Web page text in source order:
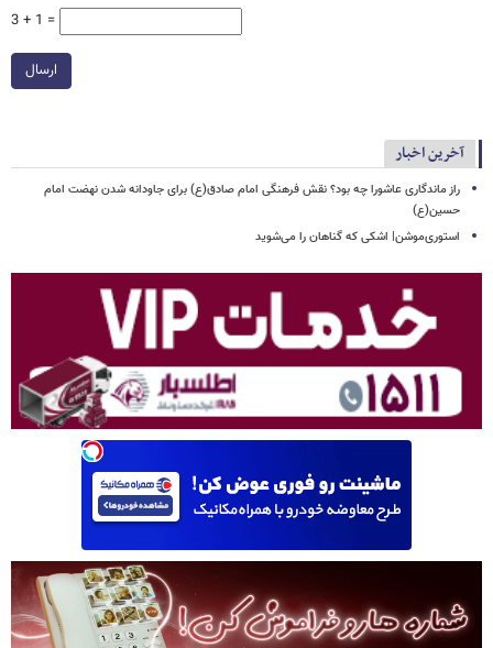
3 + 1 =
ارسال
آخرین اخبار
راز ماندگاری عاشورا چه بود؟ نقش فرهنگی امام صادق(ع) برای جاودانه شدن نهضت امام
حسین(ع)
استوری‌موشن| اشکی که گناهان را می‌شوید